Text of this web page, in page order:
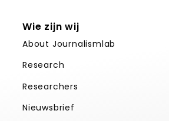
Wie zijn wij
About Journalismlab
Research
Researchers
Nieuwsbrief